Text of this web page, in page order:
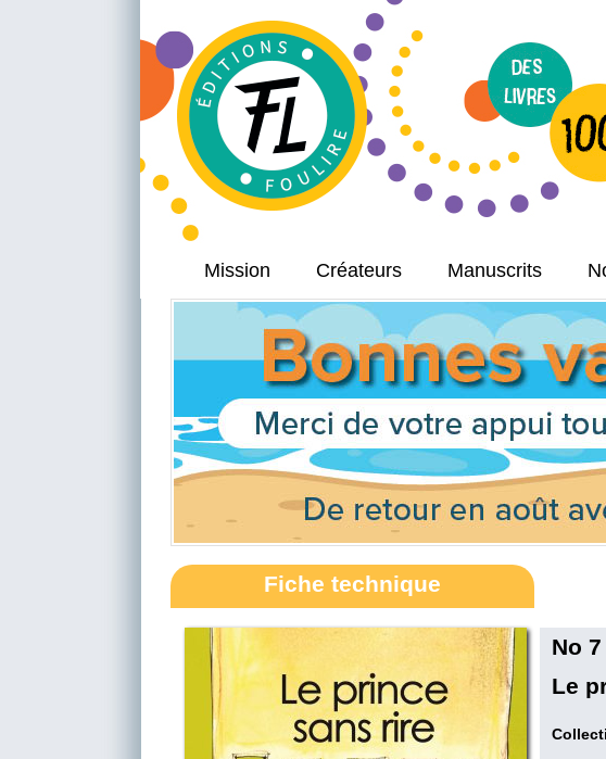
Mission Créateurs Manuscrits
Fiche technique
No 7
Le